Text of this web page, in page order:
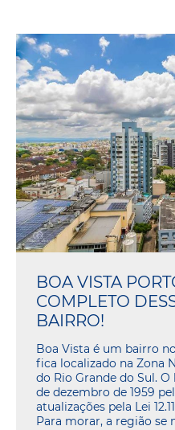
BOA VISTA
COMPLETO
BAIRRO!
Boa Vista é um bairro
fica localizado na Zona
do Rio Grande do Sul.
de dezembro de 1959
atualizações pela Lei
Para morar, a região se